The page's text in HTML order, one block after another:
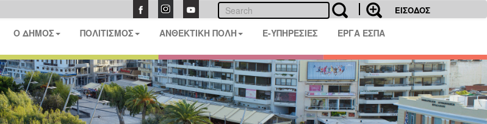
ΕΙΣΟΔΟΣ
Ο ΔΗΜΟΣ ΠΟΛΙΤΙΣΜΟΣ ΑΝΘΕΚΤΙΚΗ ΠΟΛΗ E-ΥΠΗΡΕΣΙΕΣ ΕΡΓΑ ΕΣΠΑ